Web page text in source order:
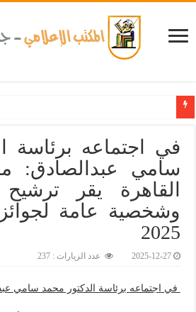
في اجتماعه برئاسة
سامي عبدالصادق:
وشخصية عامة لجوائز
2025‎
2025-12-27 عدد الزيارات : 237
في اجتماعه برئاسة الدكتور محمد سامي